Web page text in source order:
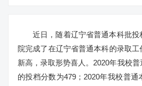
近日，随着辽宁省普通本科批
院完成了在辽宁省普通本科的录取工
新高，录取形势喜人。2020年我校
的投档分数为479；2020年我校普通